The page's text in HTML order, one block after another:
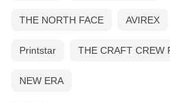
THE NORTH FACE AVIREX
Printstar THE CRAFT CREW
NEW ERA